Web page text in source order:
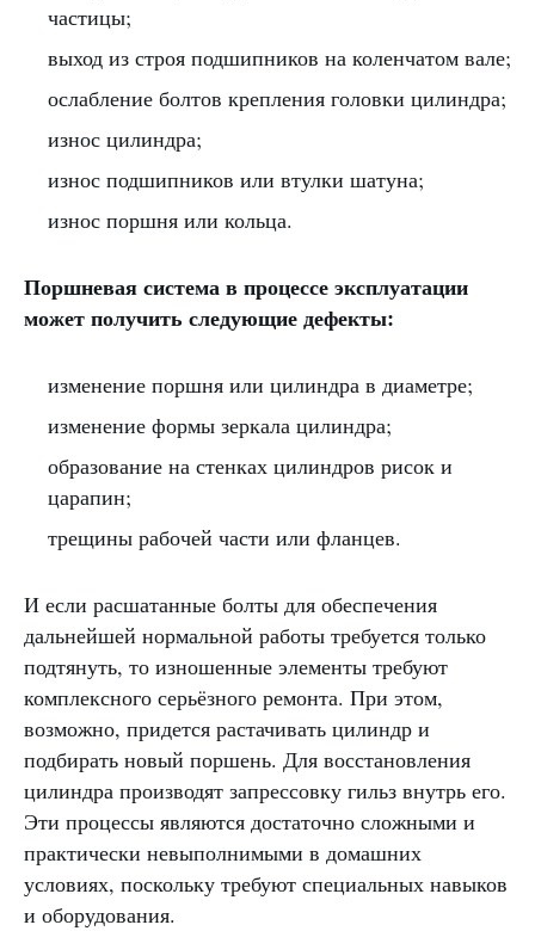
частицы;
выход из строя подшипников на коленчатом вале;
ослабление болтов крепления головки цилиндра;
износ цилиндра;
износ подшипников или втулки шатуна;
износ поршня или кольца.
Поршневая система в процессе эксплуатации
может получить следующие дефекты:
изменение поршня или цилиндра в диаметре;
изменение формы зеркала цилиндра;
образование на стенках цилиндров рисок и
царапин;
трещины рабочей части или фланцев.
И если расшатанные болты для обеспечения
дальнейшей нормальной работы требуется только
подтянуть, то изношенные элементы требуют
комплексного серьёзного ремонта. При этом,
возможно, придется растачивать цилиндр и
подбирать новый поршень. Для восстановления
цилиндра производят запрессовку гильз внутрь его.
Эти процессы являются достаточно сложными и
практически невыполнимыми в домашних
условиях, поскольку требуют специальных навыков
и оборудования.